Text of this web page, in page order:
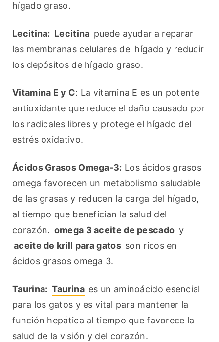
hígado graso.
Lecitina: Lecitina puede ayudar a reparar
las membranas celulares del hígado y reducir
los depósitos de hígado graso.
Vitamina E y C: La vitamina E es un potente
antioxidante que reduce el daño causado por
los radicales libres y protege el hígado del
estrés oxidativo.
Ácidos Grasos Omega-3: Los ácidos grasos
omega favorecen un metabolismo saludable
de las grasas y reducen la carga del hígado,
al tiempo que benefician la salud del
corazón. omega 3 aceite de pescado
y
aceite de krill para gatos son ricos en
ácidos grasos omega 3.
Taurina: Taurina es un aminoácido esencial
para los gatos y es vital para mantener la
función hepática al tiempo que favorece la
salud de la visión y del corazón.